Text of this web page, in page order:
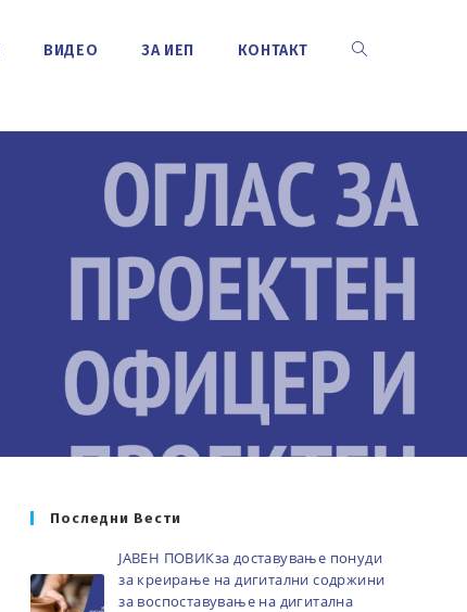
ВИДЕО ЗА ИЕП КОНТАКТ TOGGLE
WEBSITE
SEARCH
Последни Вести
ЈАВЕН ПОВИКза доставување понуди
за креирање на дигитални содржини
за воспоставување на дигитална